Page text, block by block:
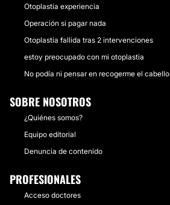
Otoplastia experiencia
Operación si pagar nada
Otoplastia fallida tras 2 intervenciones
estoy preocupado con mi otoplastia
No podía ni pensar en recogerme el cabello
SOBRE NOSOTROS
¿Quiénes somos?
Equipo editorial
Denuncia de contenido
PROFESIONALES
Acceso doctores